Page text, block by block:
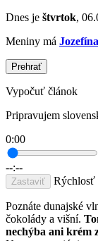
Dnes je štvrtok,
Meniny má Jozefína
Prehrať
Vypočuť článok
Pripravujem
0:00
--:--
Zastaviť Rýchlosť
Poznáte dunajské
čokolády a višní.
nechýba ani krém